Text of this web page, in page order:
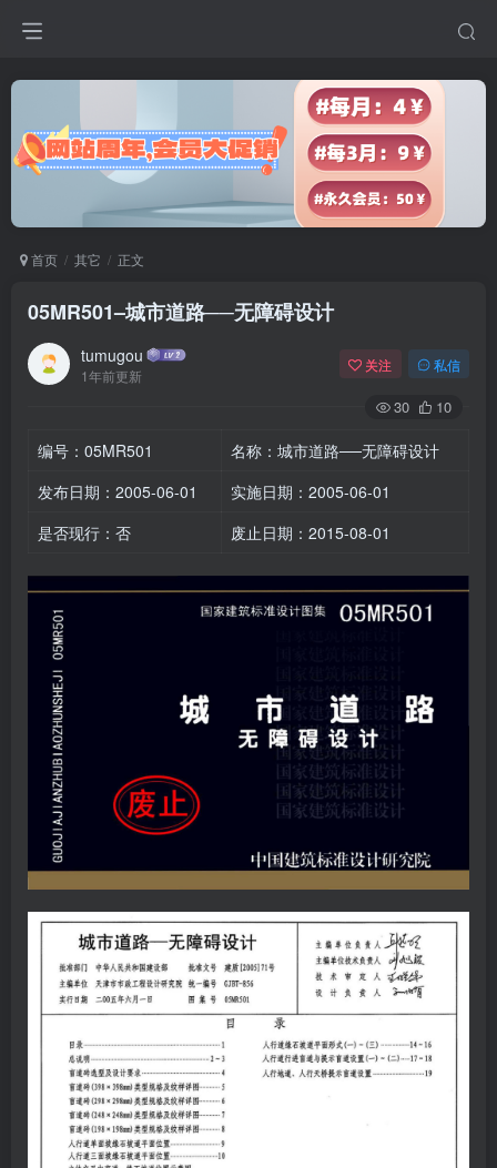
首页 其它 正文
05MR501–城市道路──无障碍设计
tumugou
1年前更新
关注 私信
30 10
编号：05MR501
名称：城市道路──无障碍设计
发布日期：2005-06-01
实施日期：2005-06-01
是否现行：否
废止日期：2015-08-01